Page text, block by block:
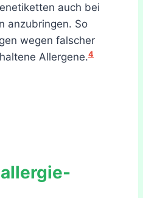
auch bei
anzubringen. So
wegen falscher
Allergene.4